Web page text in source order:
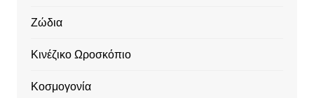
Ζώδια
Κινέζικο Ωροσκόπιο
Κοσμογονία